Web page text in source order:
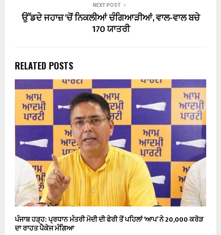
NEXT POST
ਉੱਡਦੇ ਜਹਾਜ਼ ‘ਚੋਂ ਨਿਕਲੀਆਂ ਚੰਗਿਆੜੀਆਂ, ਵਾਲ-ਵਾਲ ਬਚੇ
170 ਯਾਤਰੀ
RELATED POSTS
ਪੰਜਾਬ ਹੜ੍ਹ: ਪ੍ਰਧਾਨ ਮੰਤਰੀ ਮੋਦੀ ਦੀ ਫੇਰੀ ਤੋਂ ਪਹਿਲਾਂ ‘ਆਪ’ ਨੇ 20,000 ਕਰੋੜ
ਦਾ ਰਾਹਤ ਪੈਕੇਜ ਮੰਗਿਆ